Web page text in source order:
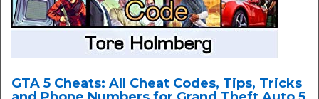
GTA 5 Cheats: All Cheat Codes, Tips, Tricks